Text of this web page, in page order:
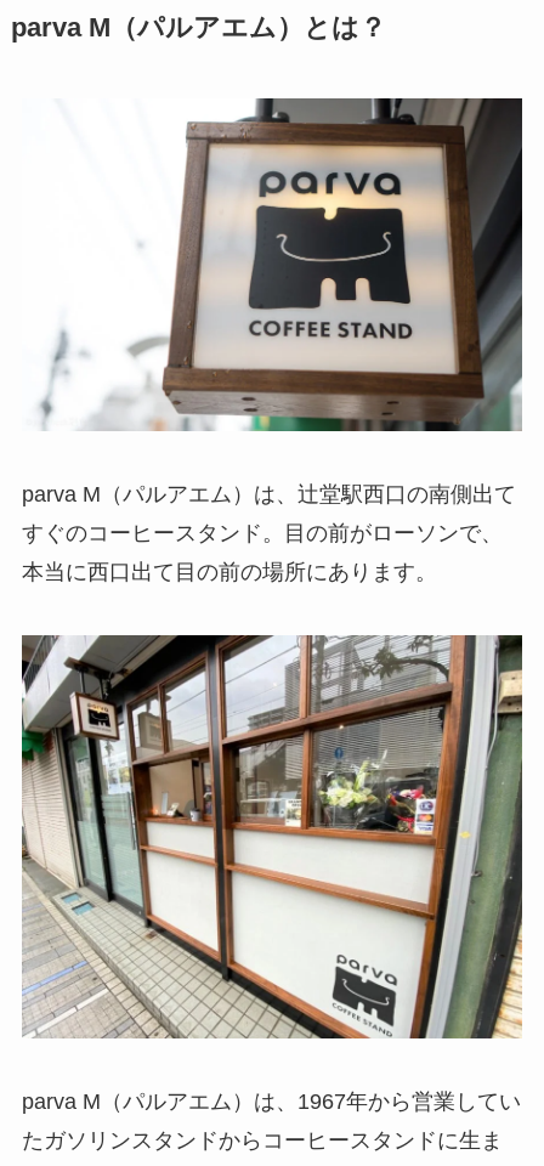
parva M（パルアエム）とは？
parva M（パルアエム）は、辻堂駅西口の南側出て
すぐのコーヒースタンド。目の前がローソンで、
本当に西口出て目の前の場所にあります。
parva M（パルアエム）は、1967年から営業してい
たガソリンスタンドからコーヒースタンドに生ま